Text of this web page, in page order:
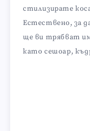
стилизирате
Естествено, за
ще ви трябват
като сешоар,